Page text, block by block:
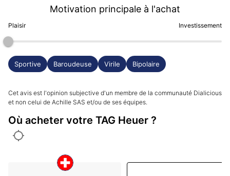
Ce cadran, au soleil, est à tomber...
Et finalement, une TAG Heuer tout à fait original, dans
cette configuration plongeuse / GMT, et pour sur un
modèle qu'on ne voit pas partout
Plaisir
Motivation principale à l'achat
Investissement
Sportive Baroudeuse Virile Bipolaire
Cet avis est l'opinion subjective d'un membre de la communauté Dialicious
et non celui de Achille SAS et/ou de ses équipes.
Où acheter votre TAG Heuer ?